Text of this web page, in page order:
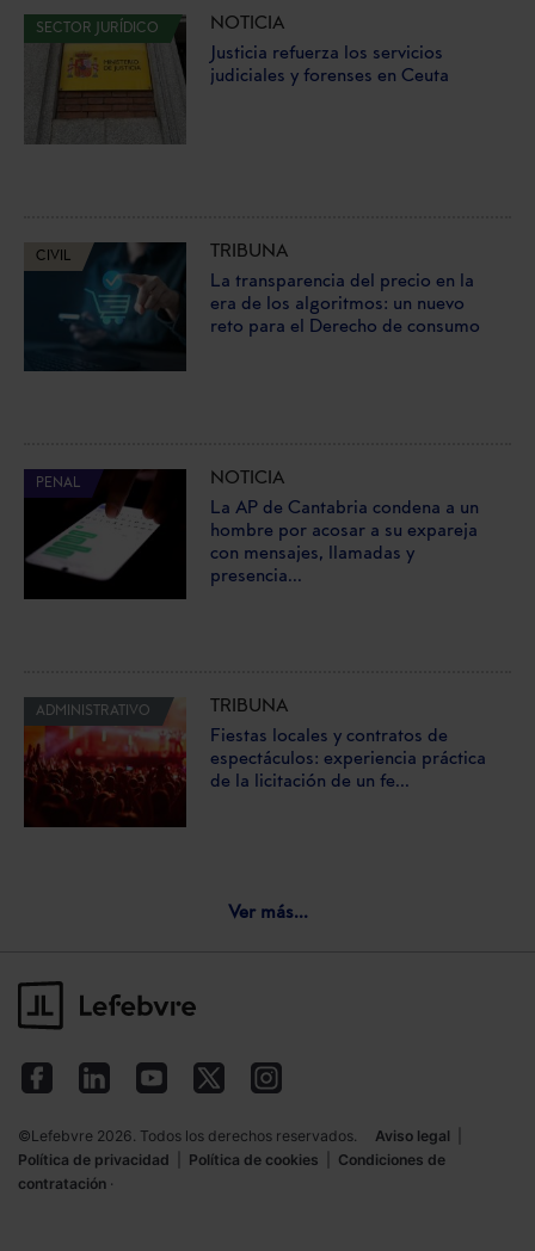
SECTOR JURÍDICO
NOTICIA
Justicia refuerza los servicios
judiciales y forenses en Ceuta
CIVIL
TRIBUNA
La transparencia del precio en la
era de los algoritmos: un nuevo
reto para el Derecho de consumo
PENAL
NOTICIA
La AP de Cantabria condena a un
hombre por acosar a su expareja
con mensajes, llamadas y
presencia...
ADMINISTRATIVO
TRIBUNA
Fiestas locales y contratos de
espectáculos: experiencia práctica
de la licitación de un fe...
Ver más...
©Lefebvre 2026. Todos los derechos reservados. Aviso legal
Política de privacidad
Política de cookies
Condiciones de
contratación ·